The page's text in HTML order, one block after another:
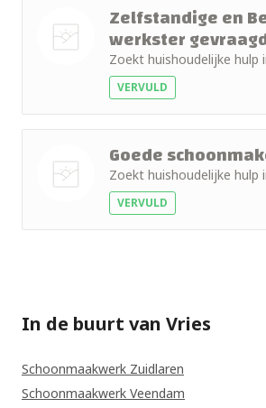
Zelfstandige en
werkster
Zoekt huishoudelijke hulp
VERVULD
foto
Goede
Zoekt huishoudelijke hulp
VERVULD
In de buurt van Vries
Schoonmaakwerk Zuidlaren
Schoonmaakwerk Veendam